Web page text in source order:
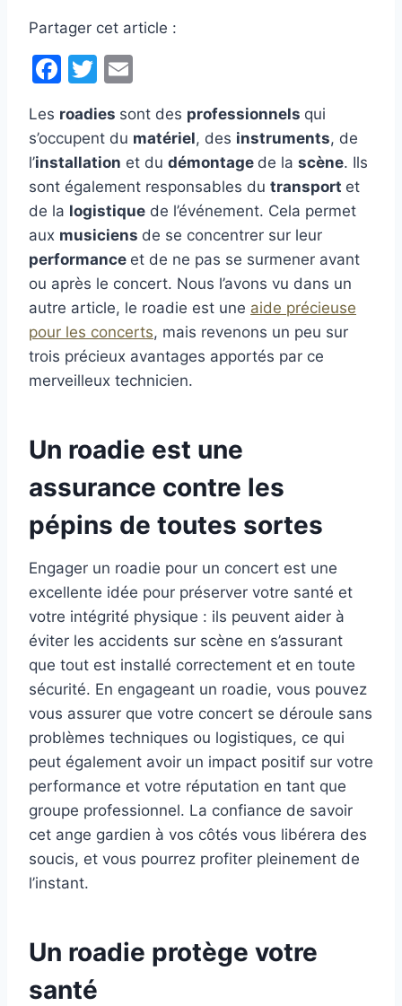
Partager cet article :
F
c
e
b
o
o
k
T
itt
er
ai
l
Les roadies sont des professionnels qui
s’occupent du matériel, des instruments, de
l’installation et du démontage de la scène. Ils
sont également responsables du transport et
de la logistique de l’événement. Cela permet
aux musiciens de se concentrer sur leur
performance et de ne pas se surmener avant
ou après le concert. Nous l’avons vu dans un
autre article, le roadie est une aide précieuse
pour les concerts, mais revenons un peu sur
trois précieux avantages apportés par ce
merveilleux technicien.
Un roadie est une
assurance contre les
pépins de toutes sortes
Engager un roadie pour un concert est une
excellente idée pour préserver votre santé et
votre intégrité physique : ils peuvent aider à
éviter les accidents sur scène en s’assurant
que tout est installé correctement et en toute
sécurité. En engageant un roadie, vous pouvez
vous assurer que votre concert se déroule sans
problèmes techniques ou logistiques, ce qui
peut également avoir un impact positif sur votre
performance et votre réputation en tant que
groupe professionnel. La confiance de savoir
cet ange gardien à vos côtés vous libérera des
soucis, et vous pourrez profiter pleinement de
l’instant.
Un roadie protège votre
santé